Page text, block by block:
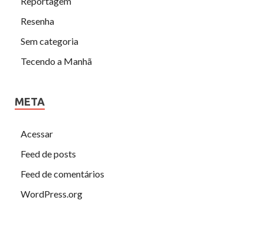
Resenha
Sem categoria
Tecendo a Manhã
META
Acessar
Feed de posts
Feed de comentários
WordPress.org